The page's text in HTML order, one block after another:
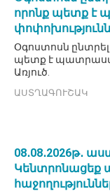
որոնք պետք է
Օգոստոսն ընտրել
պետք է
Առյուծ.
ԱՍՏՂԱԳՈՒՇԱԿ
08․08․2026թ․
Կենտրոնացեք